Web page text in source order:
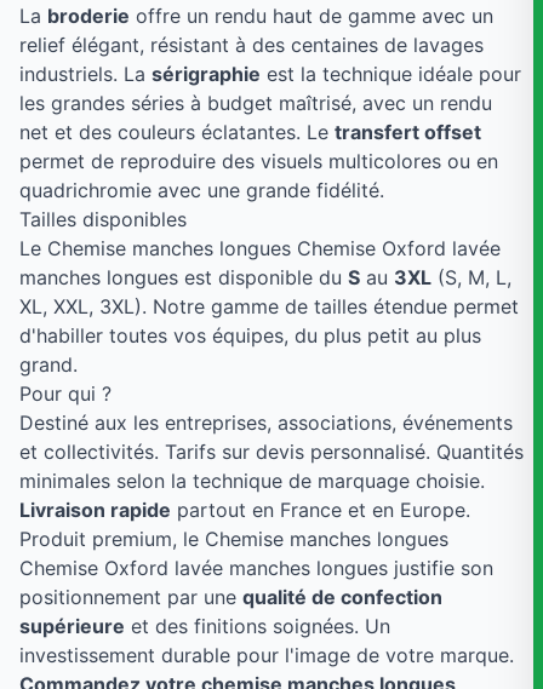
La broderie offre un rendu haut de gamme avec un
relief élégant, résistant à des centaines de lavages
industriels. La sérigraphie est la technique idéale pour
les grandes séries à budget maîtrisé, avec un rendu
net et des couleurs éclatantes. Le transfert offset
permet de reproduire des visuels multicolores ou en
quadrichromie avec une grande fidélité.
Tailles disponibles
Le Chemise manches longues Chemise Oxford lavée
manches longues est disponible du S au 3XL (S, M, L,
XL, XXL, 3XL). Notre gamme de tailles étendue permet
d'habiller toutes vos équipes, du plus petit au plus
grand.
Pour qui ?
Destiné aux les entreprises, associations, événements
et collectivités. Tarifs sur devis personnalisé. Quantités
minimales selon la technique de marquage choisie.
Livraison rapide partout en France et en Europe.
Produit premium, le Chemise manches longues
Chemise Oxford lavée manches longues justifie son
positionnement par une qualité de confection
supérieure et des finitions soignées. Un
investissement durable pour l'image de votre marque.
Commandez votre chemise manches longues